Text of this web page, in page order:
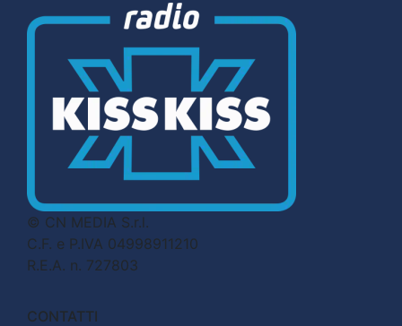
© CN MEDIA S.r.l.
C.F. e P.IVA 04998911210
R.E.A. n. 727803
CONTATTI